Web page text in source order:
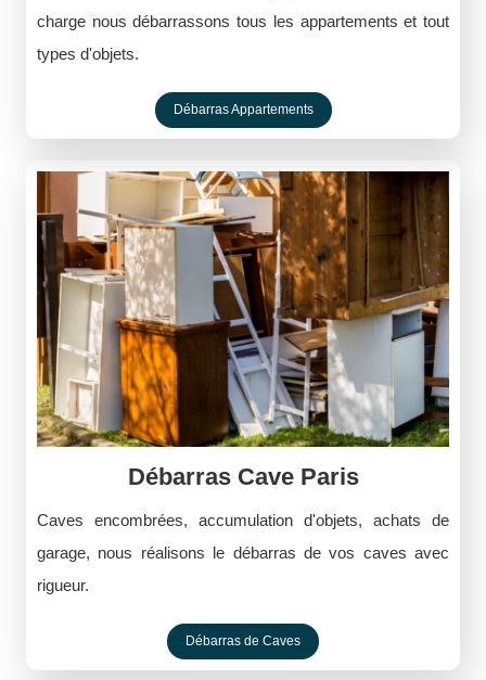
charge nous débarrassons tous les appartements et tout
types d'objets.
Débarras Appartements
Débarras Cave Paris
Caves encombrées, accumulation d'objets, achats de
garage, nous réalisons le débarras de vos caves avec
rigueur.
Débarras de Caves